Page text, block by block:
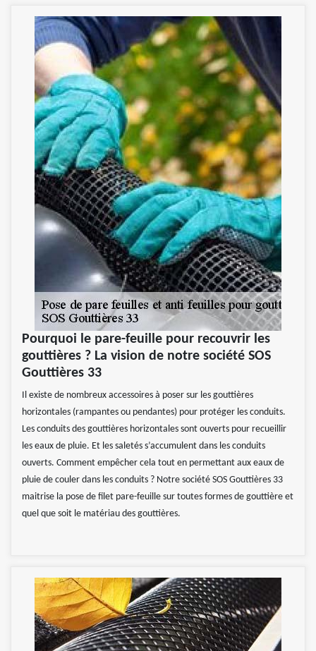
Pourquoi le pare-feuille pour recouvrir les
gouttières ? La vision de notre société SOS
Gouttières 33
Il existe de nombreux accessoires à poser sur les gouttières
horizontales (rampantes ou pendantes) pour protéger les conduits.
Les conduits des gouttières horizontales sont ouverts pour recueillir
les eaux de pluie. Et les saletés s’accumulent dans les conduits
ouverts. Comment empêcher cela tout en permettant aux eaux de
pluie de couler dans les conduits ? Notre société SOS Gouttières 33
maitrise la pose de filet pare-feuille sur toutes formes de gouttière et
quel que soit le matériau des gouttières.